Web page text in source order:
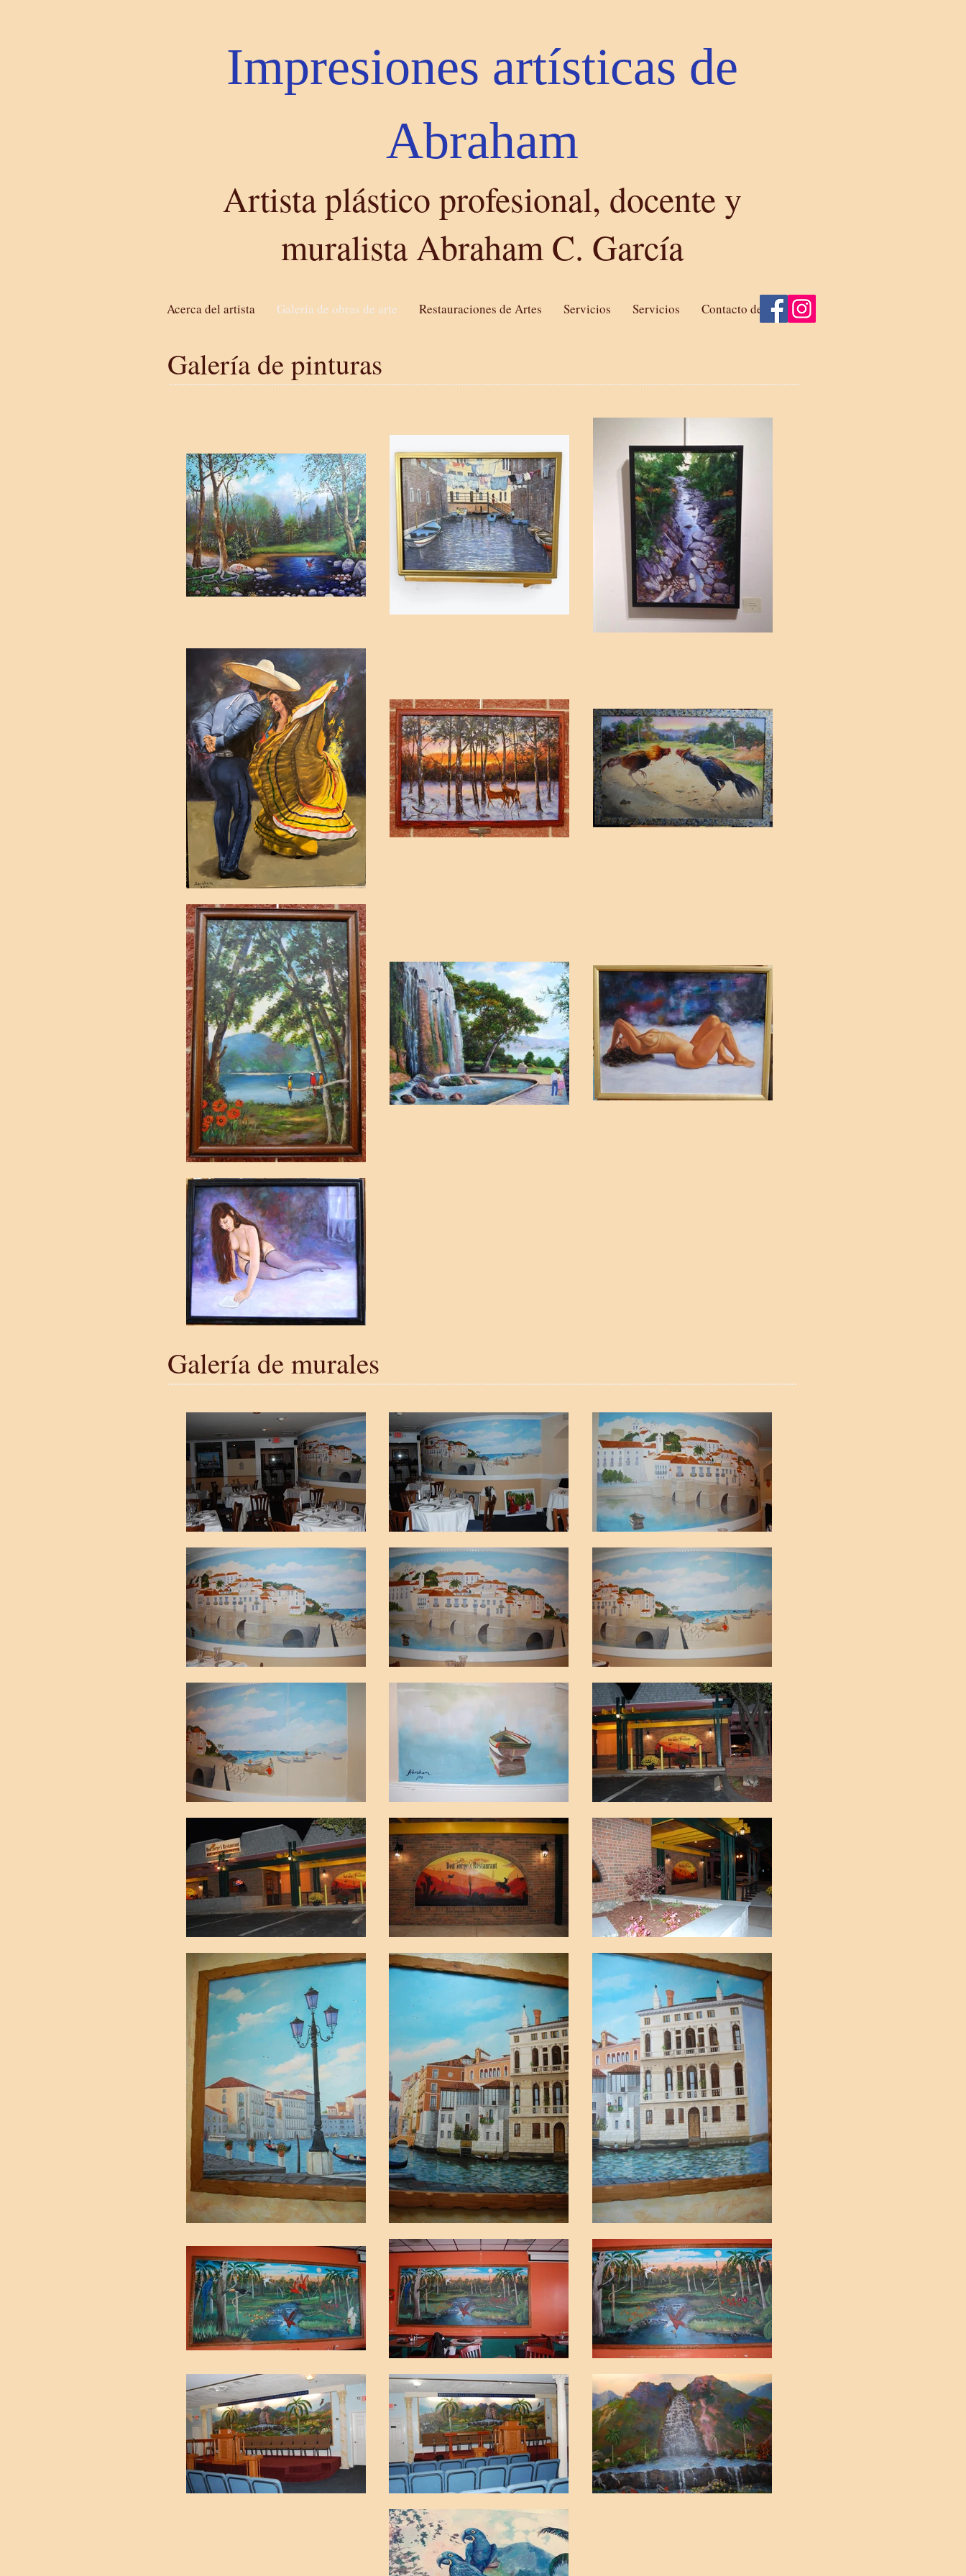
Impresiones artísticas de
Abraham
Artista plástico profesional, docente y
muralista Abraham C. García
Acerca del artista Galería de obras de arte Restauraciones de Artes Servicios Servicios Contacto del artista
Galería de pinturas
Galería de murales